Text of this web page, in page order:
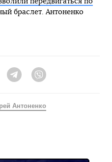
браслет. Антоненко
Twitter Telegram
Антоненко